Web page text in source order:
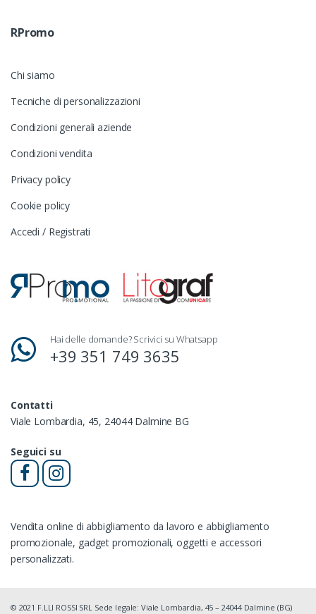
RPromo
Chi siamo
Tecniche di personalizzazioni
Condizioni generali aziende
Condizioni vendita
Privacy policy
Cookie policy
Accedi / Registrati
Hai delle domande? Scrivici su Whatsapp
+39 351 749 3635
Contatti
Viale Lombardia, 45, 24044 Dalmine BG
Seguici su
Vendita online di abbigliamento da lavoro e abbigliamento
promozionale, gadget promozionali, oggetti e accessori
personalizzati.
© 2021 F.LLI ROSSI SRL Sede legale: Viale Lombardia, 45 – 24044 Dalmine (BG)